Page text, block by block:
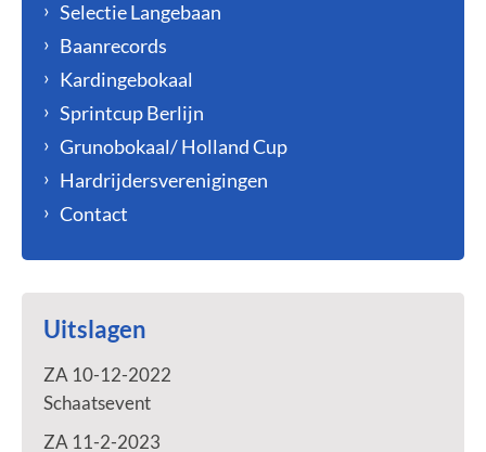
Selectie Langebaan
Baanrecords
Kardingebokaal
Sprintcup Berlijn
Grunobokaal/ Holland Cup
Hardrijdersverenigingen
Contact
Uitslagen
ZA 10-12-2022
Schaatsevent
ZA 11-2-2023